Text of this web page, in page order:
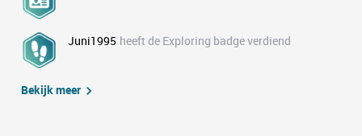
Juni1995 heeft de Exploring badge verdiend
Bekijk meer